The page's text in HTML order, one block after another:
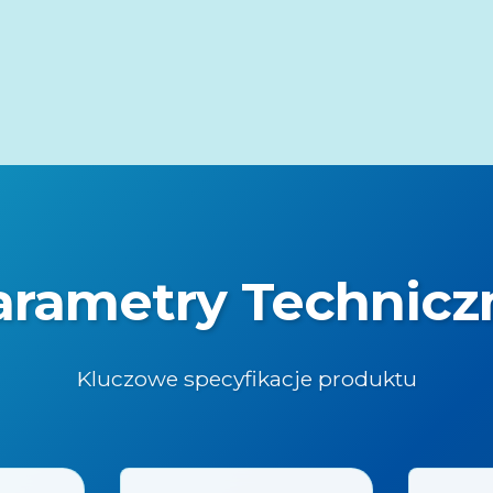
Kluczowe specyfikacje produktu